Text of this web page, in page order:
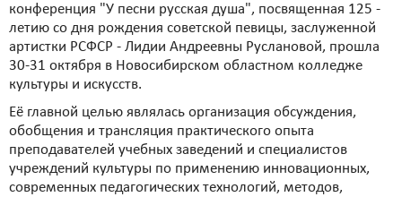
конференция "У песни русская душа", посвященная 125 -
летию со дня рождения советской певицы, заслуженной
артистки РСФСР - Лидии Андреевны Руслановой, прошла
30-31 октября в Новосибирском областном колледже
культуры и искусств.
Её главной целью являлась организация обсуждения,
обобщения и трансляция практического опыта
преподавателей учебных заведений и специалистов
учреждений культуры по применению инновационных,
современных педагогических технологий, методов,